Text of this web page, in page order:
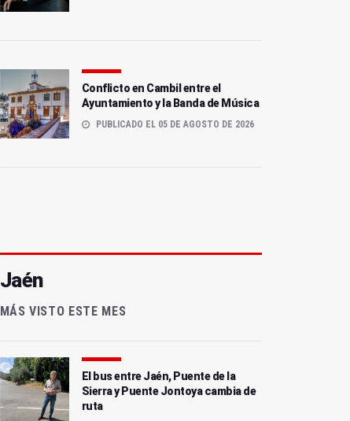
Conflicto en Cambil entre el
Ayuntamiento y la Banda de Música
PUBLICADO EL 05 DE AGOSTO DE 2026
Jaén
MÁS VISTO ESTE MES
El bus entre Jaén, Puente de la
Sierra y Puente Jontoya cambia de
ruta